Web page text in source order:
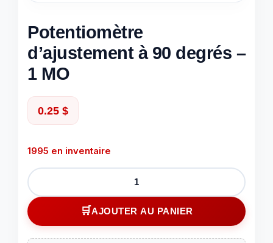
Potentiomètre
d’ajustement à 90 degrés –
1 MO
0.25 $
1995 en inventaire
quantité
de
Potentiomètre
d’ajustement
AJOUTER AU PANIER